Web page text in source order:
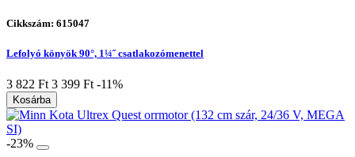
Cikkszám: 615047
Lefolyó könyök 90°, 1¼˝ csatlakozómenettel
3 822 Ft 3 399 Ft -11%
Kosárba
-23%